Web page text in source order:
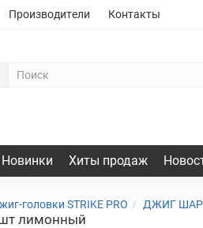
Производители Контакты
Новинки Хиты продаж
головки STRIKE PRO ДЖИГ ШАР
лимонный